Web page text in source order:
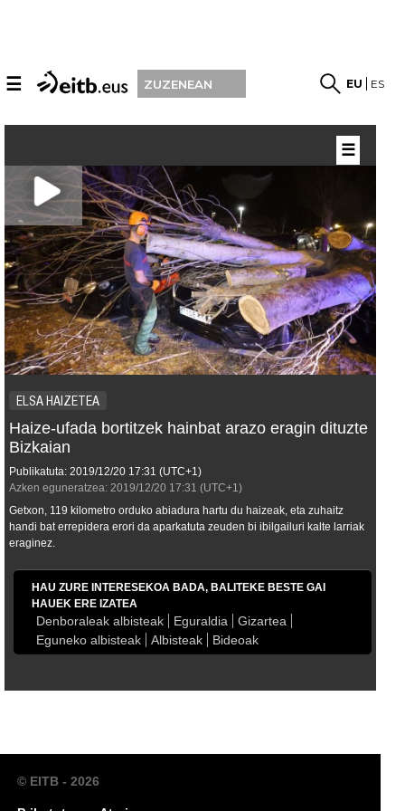
☰ ZUZENEAN EU ES
ELSA HAIZETEA
Haize-ufada bortitzek hainbat arazo eragin dituzte
Bizkaian
Publikatuta: 2019/12/20 17:31 (UTC+1)
Azken eguneratzea: 2019/12/20 17:31 (UTC+1)
Getxon, 119 kilometro orduko abiadura hartu du haizeak, eta zuhaitz
handi bat errepidera erori da aparkatuta zeuden bi ibilgailuri kalte larriak
eraginez.
HAU ZURE INTERESEKOA BADA, BALITEKE BESTE GAI
HAUEK ERE IZATEA
Denboraleak albisteak Eguraldia
Gizartea
Eguneko albisteak
Albisteak Bideoak
☰
© EITB - 2026